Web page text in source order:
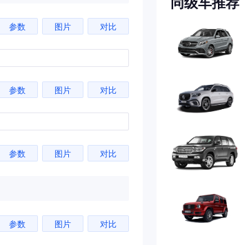
参数 图片 对比
参数 图片 对比
参数 图片 对比
参数 图片 对比